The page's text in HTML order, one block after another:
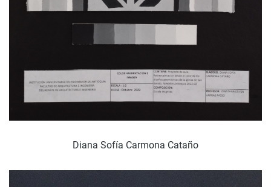
Diana Sofía Carmona Cataño